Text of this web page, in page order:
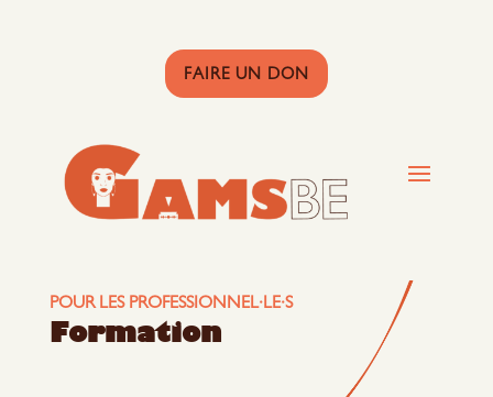
FAIRE UN DON
POUR LES PROFESSIONNEL·LE·S
Formation